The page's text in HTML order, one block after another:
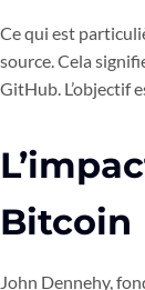
Ce qui est
source. Cela
GitHub. L’objectif
Bitcoin
John Dennehy,